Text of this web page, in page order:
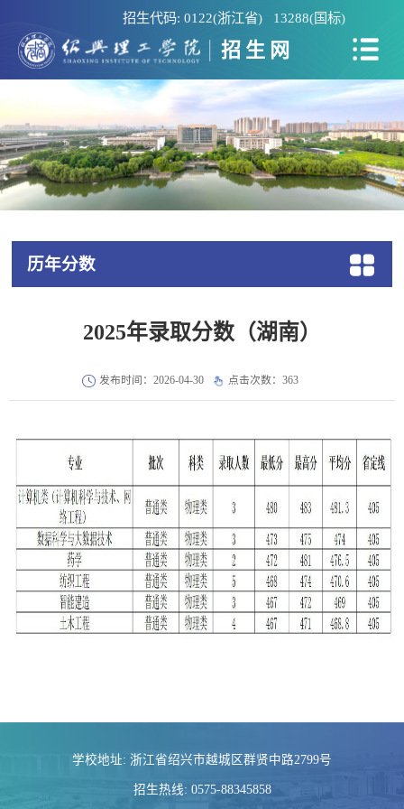
招生网
招生代码: 0122(浙江省) 13288(国标)
历年分数
2025年录取分数（湖南）
发布时间：2026-04-30 点击次数：363
学校地址: 浙江省绍兴市越城区群贤中路2799号
招生热线: 0575-88345858